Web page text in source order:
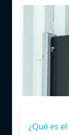
¿Qué es